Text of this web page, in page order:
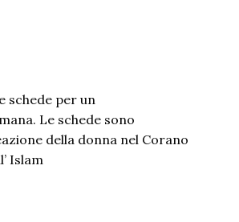
schede per un
Le schede sono
della donna nel Corano
Islam